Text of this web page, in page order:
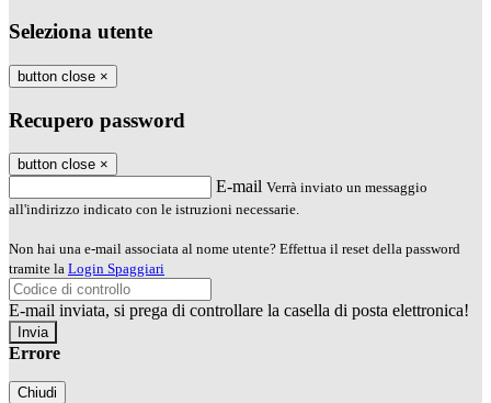
Seleziona utente
button close ×
Recupero password
button close ×
E-mail Verrà inviato un messaggio
all'indirizzo indicato con le istruzioni necessarie.
Non hai una e-mail associata al nome utente? Effettua il reset della password
tramite la Login Spaggiari
E-mail inviata, si prega di controllare la casella di posta elettronica!
Errore
Chiudi